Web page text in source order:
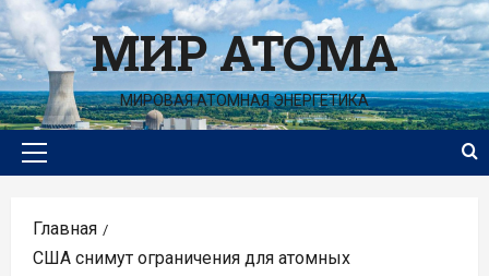
Перейти
к
содержимомуМИР АТОМА
МИРОВАЯ АТОМНАЯ ЭНЕРГЕТИКА
Основное
Главная
США снимут ограничения для атомных